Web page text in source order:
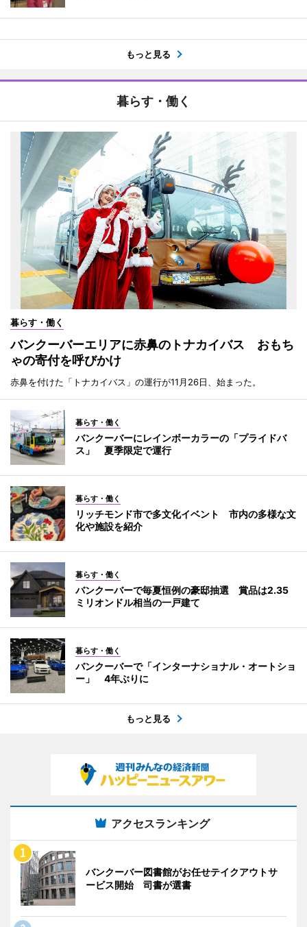
もっと見る
暮らす・働く
暮らす・働く
バンクーバーエリアに赤鼻のトナカイバス おもち
ゃの寄付を呼びかけ
赤鼻を付けた「トナカイバス」の運行が11月26日、始まった。
暮らす・働く
バンクーバーにレインボーカラーの「プライドバ
ス」 夏季限定で運行
暮らす・働く
リッチモンド市で多文化イベント 市内の多様な文
化や施設を紹介
暮らす・働く
バンクーバーで毎夏恒例の豪邸抽選 賞品は2.35
ミリオンドル相当の一戸建て
暮らす・働く
バンクーバーで「インターナショナル・オートショ
ー」 4年ぶりに
もっと見る
アクセスランキング
バンクーバー図書館がお任せテイクアウトサ
ービス開始 司書が選書